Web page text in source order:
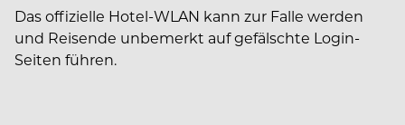
Das offizielle Hotel-WLAN kann zur Falle werden
und Reisende unbemerkt auf gefälschte Login-
Seiten führen.